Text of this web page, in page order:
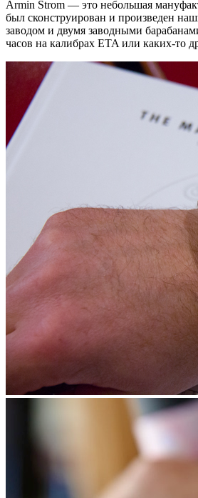
Armin Strom — это небольшая
был сконструирован и произведен
заводом и двумя заводными
часов на калибрах ETA или каких-